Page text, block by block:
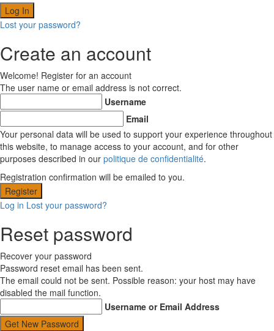
Lost your password?
Create an account
Welcome! Register for an account
The user name or email address is not correct.
Username
Email
Your personal data will be used to support your experience throughout
this website, to manage access to your account, and for other
purposes described in our politique de confidentialité.
Registration confirmation will be emailed to you.
Log in Lost your password?
Reset password
Recover your password
Password reset email has been sent.
The email could not be sent. Possible reason: your host may have
disabled the mail function.
Username or Email Address